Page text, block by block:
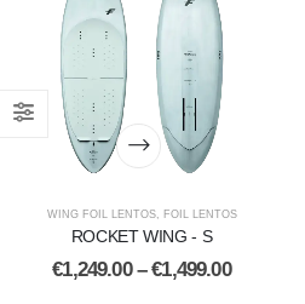
WING FOIL LENTOS, FOIL LENTOS
ROCKET WING - S
€1,249.00 – €1,499.00